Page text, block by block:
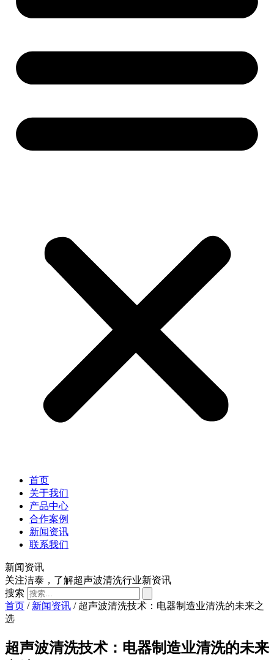
首页
关于我们
产品中心
合作案例
新闻资讯
联系我们
新闻资讯
关注洁泰，了解超声波清洗行业新资讯
搜索
首页 / 新闻资讯 / 超声波清洗技术：电器制造业清洗的未来之
选
超声波清洗技术：电器制造业清洗的未来